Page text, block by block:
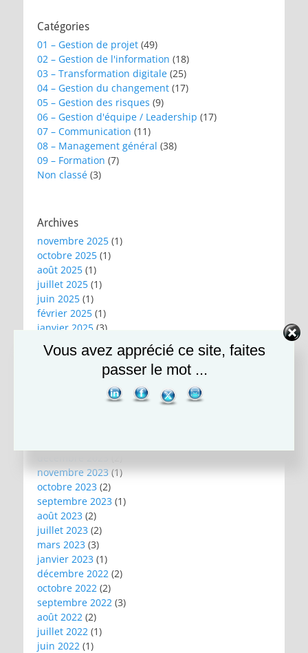
Catégories
01 – Gestion de projet (49)
02 – Gestion de l'information (18)
03 – Transformation digitale (25)
04 – Gestion du changement (17)
05 – Gestion des risques (9)
06 – Gestion d'équipe / Leadership (17)
07 – Communication (11)
08 – Management général (38)
09 – Formation (7)
Non classé (3)
Archives
novembre 2025 (1)
octobre 2025 (1)
août 2025 (1)
juillet 2025 (1)
juin 2025 (1)
février 2025 (1)
janvier 2025 (3)
décembre 2024
novembre 2024(2)
(1)
novembre 2023(1)
octobre 2023 (2)
septembre 2023 (1)
août 2023 (2)
juillet 2023 (2)
mars 2023 (3)
janvier 2023 (1)
décembre 2022 (2)
octobre 2022 (2)
septembre 2022 (3)
août 2022 (2)
juillet 2022 (1)
juin 2022 (1)
Vous avez apprécié ce site, faites
passer le mot ...